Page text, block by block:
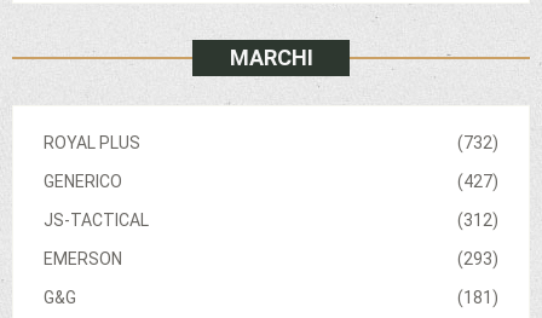
MARCHI
(732)
ROYAL PLUS
(427)
GENERICO
(312)
JS-TACTICAL
(293)
EMERSON
(181)
G&G